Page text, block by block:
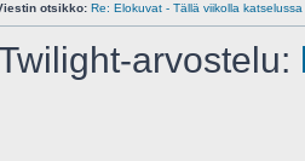
otsikko: Re: Elokuvat - Tällä viikolla katselussa
arvostelu: